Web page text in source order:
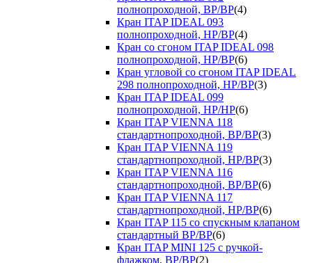
полнопроходной, ВР/ВР(4)
Кран ITAP IDEAL 093
полнопроходной, НР/ВР(4)
Кран со сгоном ITAP IDEAL 098
полнопроходной, НР/ВР(6)
Кран угловой со сгоном ITAP IDEAL
298 полнопроходной, НР/ВР(3)
Кран ITAP IDEAL 099
полнопроходной, НР/НР(6)
Кран ITAP VIENNA 118
стандартнопроходной, ВР/ВР(3)
Кран ITAP VIENNA 119
стандартнопроходной, НР/ВР(3)
Кран ITAP VIENNA 116
стандартнопроходной, ВР/ВР(6)
Кран ITAP VIENNA 117
стандартнопроходной, НР/ВР(6)
Кран ITAP 115 со спускным клапаном
стандартный ВР/ВР(6)
Кран ITAP MINI 125 с ручкой-
флажком, ВР/ВР(2)